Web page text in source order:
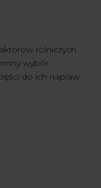
rolniczych
wybór
do ich napraw.